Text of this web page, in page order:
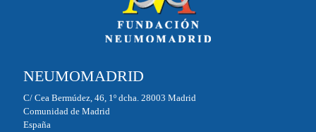
NEUMOMADRID
C/ Cea Bermúdez, 46, 1º dcha. 28003 Madrid
Comunidad de Madrid
España